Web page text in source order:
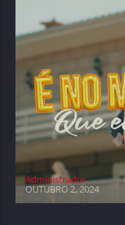
Administrador
OUTUBRO 2, 2024